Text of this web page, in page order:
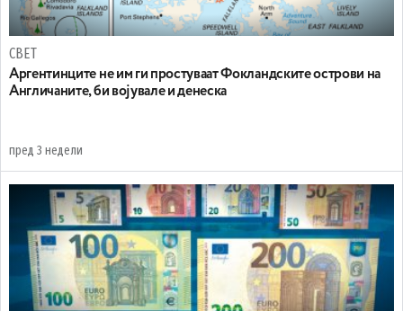
СВЕТ
Аргентинците не им ги простуваат Фокландските острови на
Англичаните, би војувале и денеска
пред 3 недели